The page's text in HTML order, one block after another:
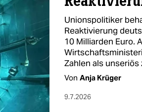
Unionspolitiker
Reaktivierung
10 Milliarden Euro.
Zahlen als unseriös
Von Anja Krüger
9.7.2026